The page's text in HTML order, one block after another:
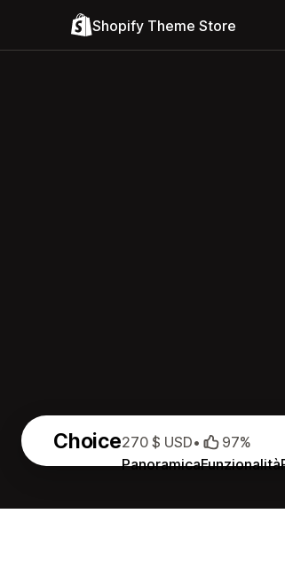
Shopify Theme Store
Choice
PanoramicaFunzionalità
270 $ USD• 97%